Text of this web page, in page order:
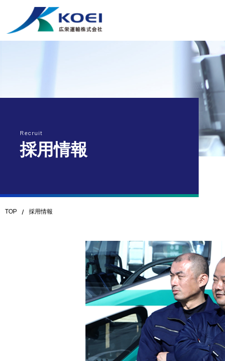
Recruit
採用情報
TOP / 採用情報